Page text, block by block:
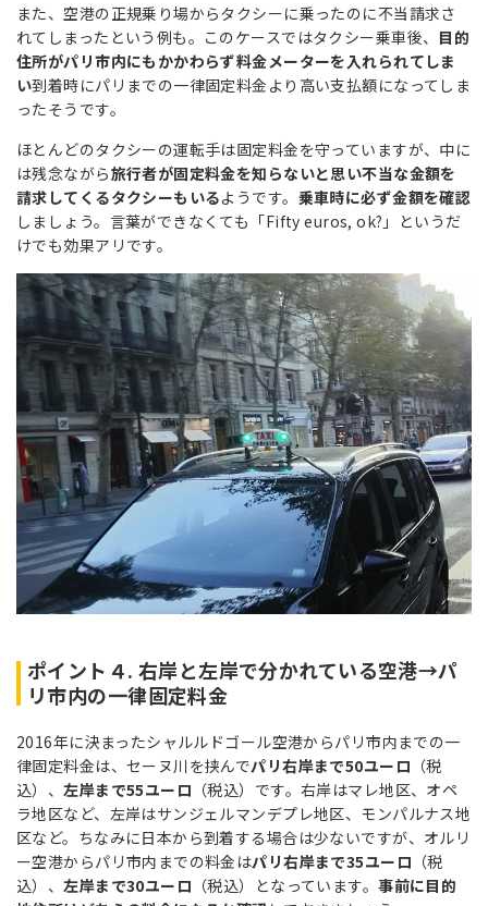
また、空港の正規乗り場からタクシーに乗ったのに不当請求さ
れてしまったという例も。このケースではタクシー乗車後、 目的
住所がパリ市内にもかかわらず料金メーターを入れられてしま
い到着時にパリまでの一律固定料金より高い支払額になってしま
ったそうです。
ほとんどのタクシーの運転手は固定料金を守っていますが、中に
は残念ながら旅行者が固定料金を知らないと思い不当な金額を
請求してくるタクシーもいるようです。 乗車時に必ず金額を確認
しましょう。言葉ができなくても「Fifty euros, ok?」というだ
けでも効果アリです。
ポイント４. 右岸と左岸で分かれている空港→パ
リ市内の一律固定料金
2016年に決まったシャルルドゴール空港からパリ市内までの一
律固定料金は、セーヌ川を挟んでパリ右岸まで50ユーロ （税
込）、左岸まで55ユーロ （税込）です。右岸はマレ地区、オペ
ラ地区など、左岸はサンジェルマンデプレ地区、モンパルナス地
区など。ちなみに日本から到着する場合は少ないですが、オルリ
ー空港からパリ市内までの料金はパリ右岸まで35ユーロ （税
込）、左岸まで30ユーロ （税込）となっています。事前に目的